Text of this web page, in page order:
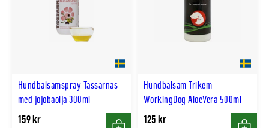
Hundbalsamspray Tassarnas
med jojobaolja 300ml
159 kr
Hundbalsam Trikem
WorkingDog AloeVera 500ml
125 kr